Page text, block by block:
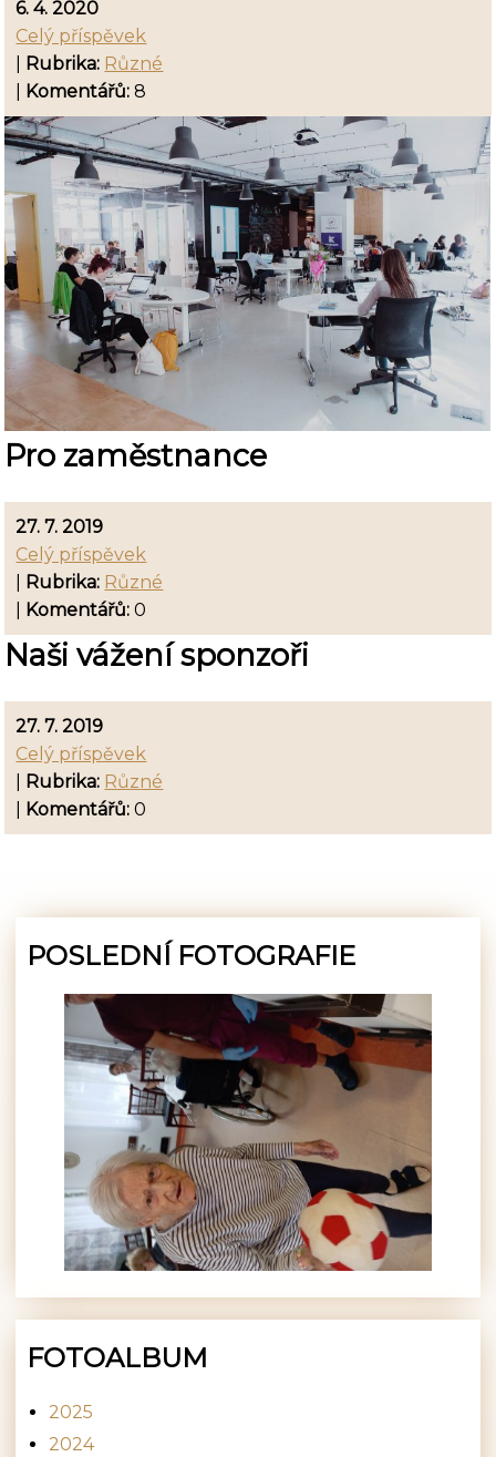
6. 4. 2020
Celý příspěvek
Rubrika: Různé
Komentářů: 8
Pro zaměstnance
27. 7. 2019
Celý příspěvek
Rubrika: Různé
Komentářů: 0
Naši vážení sponzoři
27. 7. 2019
Celý příspěvek
Rubrika: Různé
Komentářů: 0
POSLEDNÍ FOTOGRAFIE
FOTOALBUM
2025
2024